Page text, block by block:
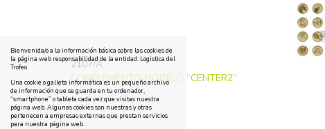
2107/A
COMPLEMENTO MODELO “CENTER2”
Bienvenida/o a la información básica sobre las cookies de
la página web responsabilidad de la entidad: Logistica del
Trofeo
Una cookie o galleta informática es un pequeño archivo
de información que se guarda en tu ordenador,
“smartphone” o tableta cada vez que visitas nuestra
página web. Algunas cookies son nuestras y otras
pertenecen a empresas externas que prestan servicios
para nuestra página web.